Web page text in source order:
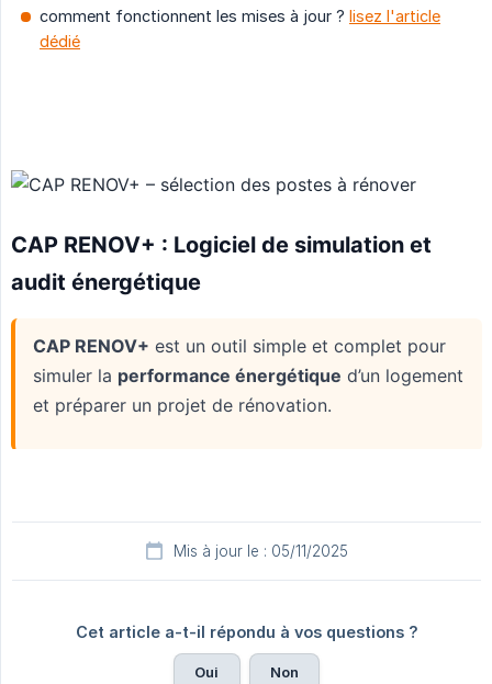
comment fonctionnent les mises à jour ? lisez l'article
dédié
Mis à jour le : 05/11/2025
Cet article a-t-il répondu à vos questions ?
Oui Non